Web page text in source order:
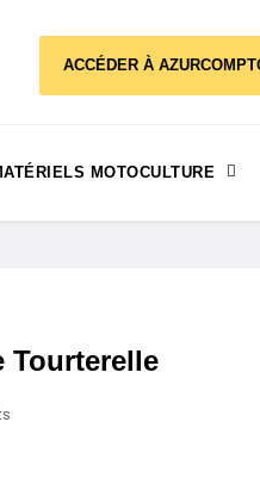
ACCÉDER À
MOTOCULTURE
Tourterelle